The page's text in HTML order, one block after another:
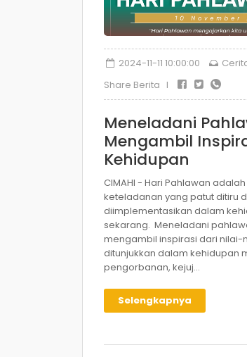
2024-11-11 10:00:00
Share Berita I
Meneladani
Mengambil
Kehidupan
CIMAHI - Hari Pahlawan
keteladanan yang patut ditiru
diimplementasikan dalam
sekarang. Meneladani
mengambil inspirasi dari nilai-
ditunjukkan dalam kehidupan
pengorbanan, kejuj...
Selengkapnya